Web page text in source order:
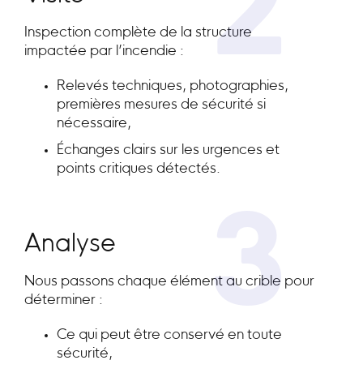
Inspection complète de la structure
impactée par l’incendie :
Relevés techniques, photographies,
premières mesures de sécurité si
nécessaire,
Échanges clairs sur les urgences et
points critiques détectés.
3
Analyse
Nous passons chaque élément au crible pour
déterminer :
Ce qui peut être conservé en toute
sécurité,